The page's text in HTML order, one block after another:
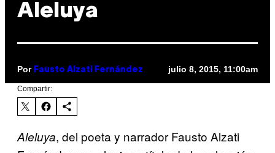
Aleluya
Por Fausto Alzati Fernández julio 8, 2015, 11:00am
Compartir:
Aleluya, del poeta y narrador Fausto Alzati